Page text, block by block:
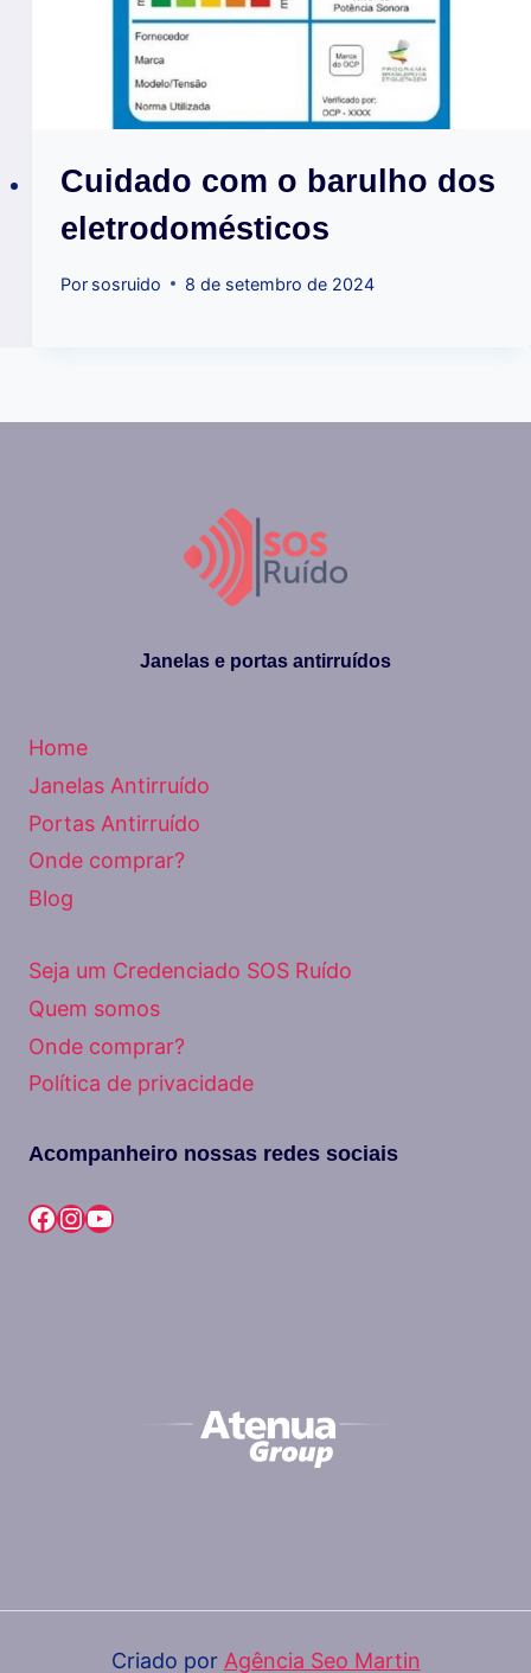
Cuidado com o barulho dos
eletrodomésticos
Por sosruido 8 de setembro de 2024
Janelas e portas antirruídos
Home
Janelas Antirruído
Portas Antirruído
Onde comprar?
Blog
Seja um Credenciado SOS Ruído
Quem somos
Onde comprar?
Política de privacidade
Acompanheiro nossas redes sociais
Facebook
Instagram
Youtube
Criado por Agência Seo Martin